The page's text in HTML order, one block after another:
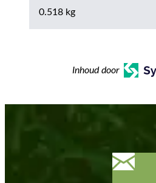
0.518 kg
Inhoud door